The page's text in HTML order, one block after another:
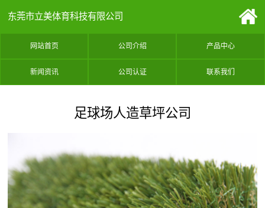
东莞市立美体育科技有限公司
网站首页 公司介绍 产品中心
新闻资讯 公司认证 联系我们
足球场人造草坪公司